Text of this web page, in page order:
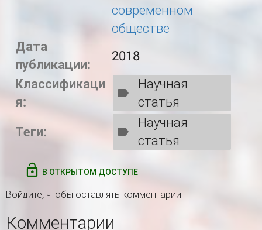
современном
обществе
Дата
публикации:
2018
Классификаци
я:
Научная
статья
Теги:
Научная
статья
В ОТКРЫТОМ ДОСТУПЕ
Войдите, чтобы оставлять комментарии
Комментарии